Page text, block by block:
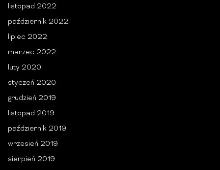
listopad 2022
październik 2022
lipiec 2022
marzec 2022
luty 2020
styczeń 2020
grudzień 2019
listopad 2019
październik 2019
wrzesień 2019
sierpień 2019